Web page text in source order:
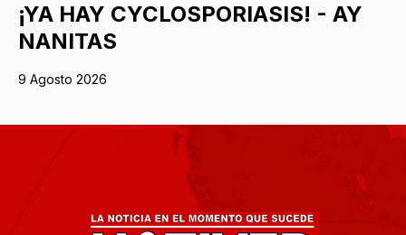
¡YA HAY CYCLOSPORIASIS! - AY
NANITAS
9 Agosto 2026